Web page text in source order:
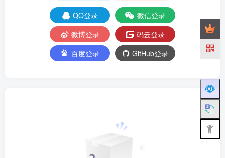
QQ登录
微信登录
微博登录
码云登录
百度登录
GitHub登录